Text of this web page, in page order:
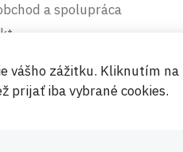
a spolupráca
vášho zážitku. Kliknutím
prijať iba vybrané cookies.